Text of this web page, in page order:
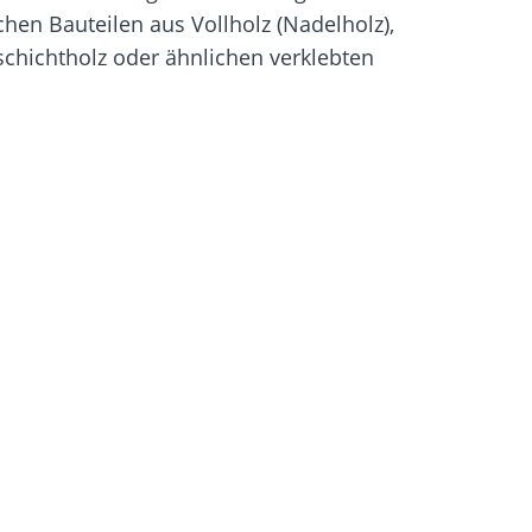
Schraubfundamente
Bauteilen aus Vollholz (Nadelholz),
oder ähnlichen verklebten
für geringere Spaltwirkung
saubere Versenken in allen
zu 1000 h Salzsprühnebeltest